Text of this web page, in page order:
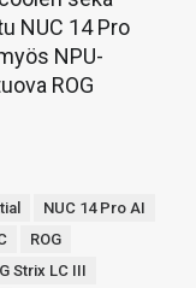
NUC 14 Pro
NPU-
ROG
NUC 14 Pro AI
ROG
Strix LC III